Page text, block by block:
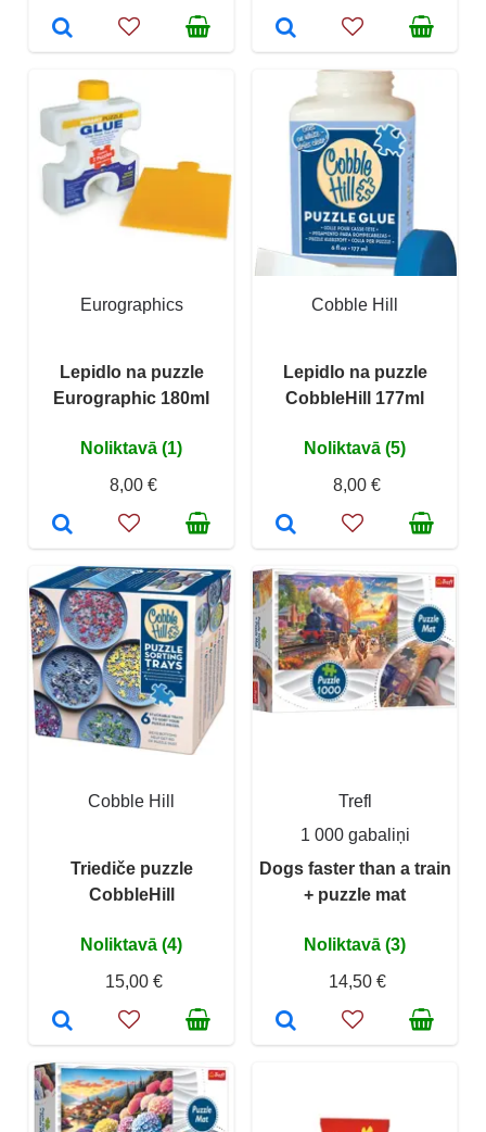
Eurographics
Lepidlo na puzzle
Eurographic 180ml
Noliktavā (1)
8,00 €
Cobble Hill
Lepidlo na puzzle
CobbleHill 177ml
Noliktavā (5)
8,00 €
Cobble Hill
Triediče puzzle
CobbleHill
Noliktavā (4)
15,00 €
Trefl
1 000 gabaliņi
Dogs faster than a train
+ puzzle mat
Noliktavā (3)
14,50 €